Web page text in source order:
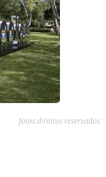
fotos:direitos reservados